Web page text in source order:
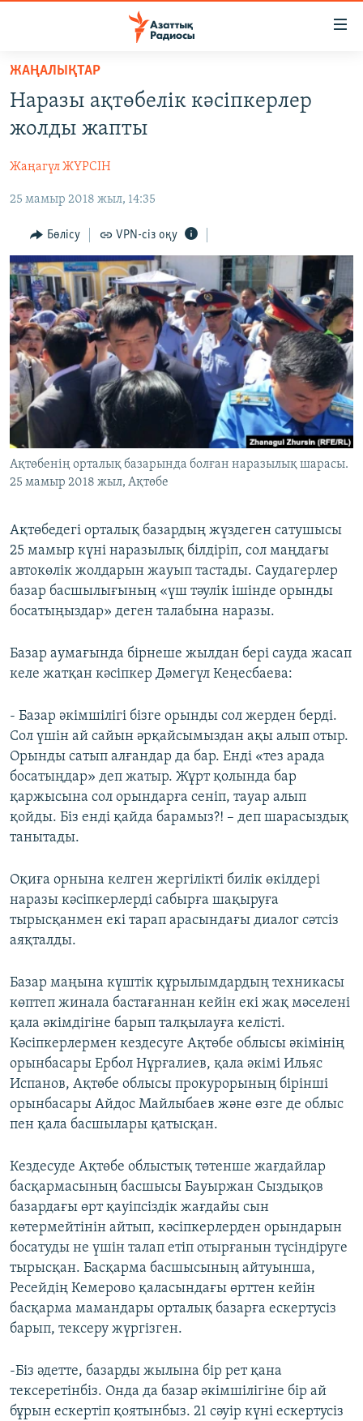
Skip
main
content
to
Navigation
Search
САЯСАТ
ҚАҢТАР ОҚИҒАСЫ
АДАМ ҚҰҚЫҚТАРЫ
ӘЛЕУМЕТ
ӘЛЕМ
АРНАЙЫ ЖОБАЛАР
Русский
ЖАЗЫЛЫҢЫЗ
Басқа тілдерде
ЖАҢАЛЫҚТАР
Наразы ақтөбелік кәсіпкерлер
жолды жапты
Жаңагүл ЖҮРСІН
25 мамыр 2018 жыл, 14:35
Бөлісу VPN-сіз оқу
Ақтөбенің орталық базарында болған наразылық шарасы.
25 мамыр 2018 жыл, Ақтөбе
Ақтөбедегі орталық базардың жүздеген сатушысы
25 мамыр күні наразылық білдіріп, сол маңдағы
автокөлік жолдарын жауып тастады. Саудагерлер
базар басшылығының «үш тәулік ішінде орынды
босатыңыздар» деген талабына наразы.
Базар аумағында бірнеше жылдан бері сауда жасап
келе жатқан кәсіпкер Дәмегүл Кеңесбаева:
- Базар әкімшілігі бізге орынды сол жерден берді.
Сол үшін ай сайын әрқайсымыздан ақы алып отыр.
Орынды сатып алғандар да бар. Енді «тез арада
босатыңдар» деп жатыр. Жұрт қолында бар
қаржысына сол орындарға сеніп, тауар алып
қойды. Біз енді қайда барамыз?! – деп шарасыздық
танытады.
Оқиға орнына келген жергілікті билік өкілдері
наразы кәсіпкерлерді сабырға шақыруға
тырысқанмен екі тарап арасындағы диалог сәтсіз
аяқталды.
Базар маңына күштік құрылымдардың техникасы
көптеп жинала бастағаннан кейін екі жақ мәселені
қала әкімдігіне барып талқылауға келісті.
Кәсіпкерлермен кездесуге Ақтөбе облысы әкімінің
орынбасары Ербол Нұрғалиев, қала әкімі Ильяс
Испанов, Ақтөбе облысы прокурорының бірінші
орынбасары Айдос Майлыбаев және өзге де облыс
пен қала басшылары қатысқан.
Кездесуде Ақтөбе облыстық төтенше жағдайлар
басқармасының басшысы Бауыржан Сыздықов
базардағы өрт қауіпсіздік жағдайы сын
көтермейтінін айтып, кәсіпкерлерден орындарын
босатуды не үшін талап етіп отырғанын түсіндіруге
тырысқан. Басқарма басшысының айтуынша,
Ресейдің Кемерово қаласындағы өрттен кейін
басқарма мамандары орталық базарға ескертусіз
барып, тексеру жүргізген.
-Біз әдетте, базарды жылына бір рет қана
тексеретінбіз. Онда да базар әкімшілігіне бір ай
бұрын ескертіп қоятынбыз. 21 сәуір күні ескертусіз